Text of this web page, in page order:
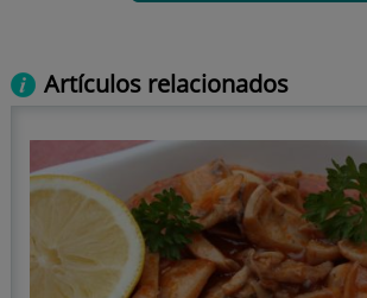
Artículos relacionados